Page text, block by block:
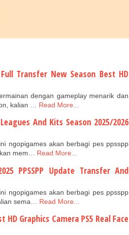
Transfer New Season Best HD
dengan gameplay menarik dan
kalian …
Read More...
And Kits Season 2025/2026
ngopigames akan berbagi pes ppsspp
mem… Read More...
PPSSPP Update Transfer And
ngopigames akan berbagi pes ppsspp
sema…
Read More...
HD Graphics Camera PS5 Real Face